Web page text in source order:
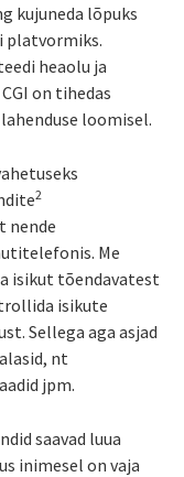
kujuneda lõpuks
platvormiks.
heaolu ja
on tihedas
loomisel.
2
nende
Me
isikut tõendavatest
isikute
Sellega aga asjad
nt
jpm.
saavad luua
inimesel on vaja